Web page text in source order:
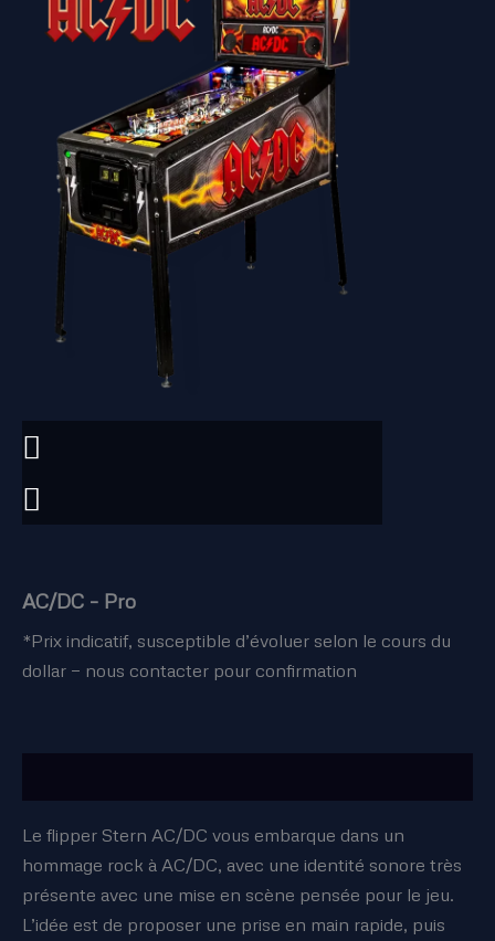
AC/DC – Pro
*Prix indicatif, susceptible d’évoluer selon le cours du
dollar — nous contacter pour confirmation
Le flipper Stern AC/DC vous embarque dans un
hommage rock à AC/DC, avec une identité sonore très
présente avec une mise en scène pensée pour le jeu.
L’idée est de proposer une prise en main rapide, puis